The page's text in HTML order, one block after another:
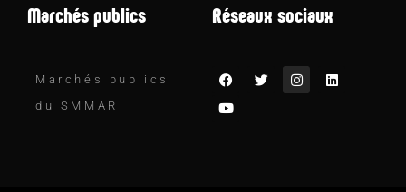
Marchés publics
Marchés publics
du SMMAR
Réseaux sociaux